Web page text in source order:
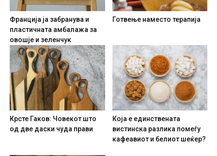
Франција ја забранува и
пластичната амбалажа за
овошје и зеленчук
Готвење наместо терапија
Крсте Гаков: Човекот што
од две даски чуда прави
Која е единствената
вистинска разлика помеѓу
кафеавиот и белиот шеќер?